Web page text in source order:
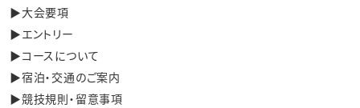
▶︎大会要項
▶︎エントリー
▶︎コースについて
▶︎宿泊・交通のご案内
▶︎競技規則・留意事項